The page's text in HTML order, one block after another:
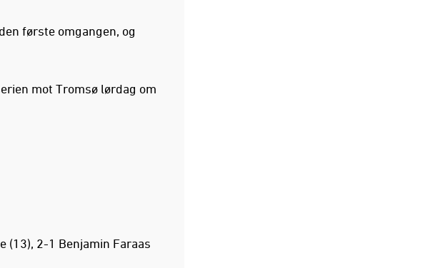
første omgangen, og
mot Tromsø lørdag om
(13), 2-1 Benjamin Faraas